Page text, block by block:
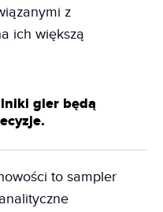
z
ich większą
gier będą
to sampler